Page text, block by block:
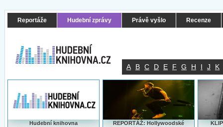
Reportáže Hudební zprávy Právě vyšlo Recenze
A B C D E F G H I J K
Hudební knihovna
REPORTÁŽ: Hollywoodské